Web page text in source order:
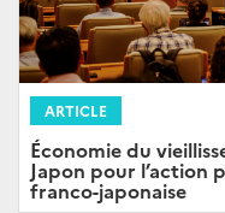
ARTICLE
Économie du
Japon pour l’action
franco-japonaise